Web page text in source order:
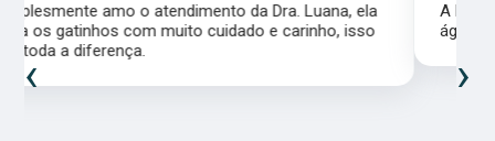
A Dra Luana é uma super profissional, atenciosa e
ágil. Super recomendo!
‹ ›